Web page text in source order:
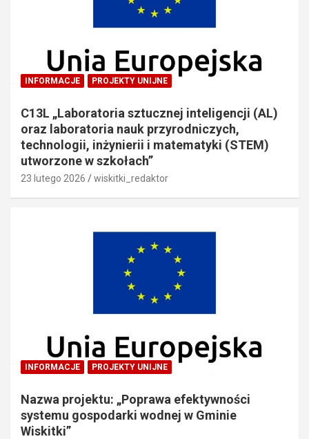
INFORMACJE PROJEKTY UNIJNE
C13L „Laboratoria sztucznej inteligencji (AL)
oraz laboratoria nauk przyrodniczych,
technologii, inżynierii i matematyki (STEM)
utworzone w szkołach”
23 lutego 2026 wiskitki_redaktor
INFORMACJE PROJEKTY UNIJNE
Nazwa projektu: „Poprawa efektywności
systemu gospodarki wodnej w Gminie
Wiskitki”